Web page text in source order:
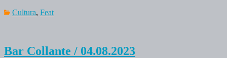
Cultura, Feat
Bar Collante / 04.08.2023